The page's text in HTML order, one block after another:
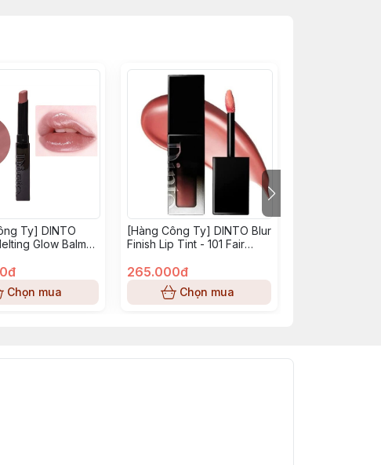
Ty] DINTO
Glow Balm
Chọn mua
[Hàng Công Ty] DINTO Blur
Finish Lip Tint - 101 Fair
265.000đ
Chọn mua